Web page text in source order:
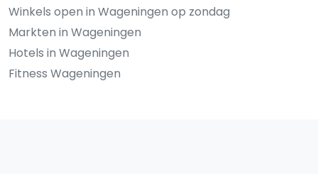
Winkels open in Wageningen op zondag
Markten in Wageningen
Hotels in Wageningen
Fitness Wageningen